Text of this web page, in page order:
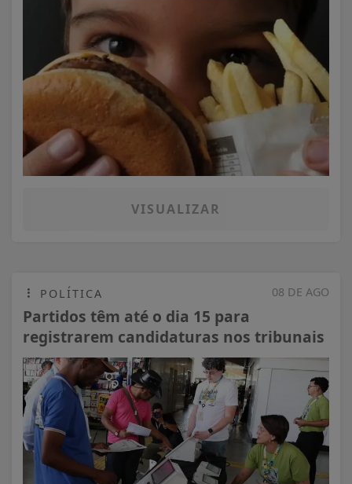
VISUALIZAR
08 DE AGO
POLÍTICA
Partidos têm até o dia 15 para
registrarem candidaturas nos tribunais